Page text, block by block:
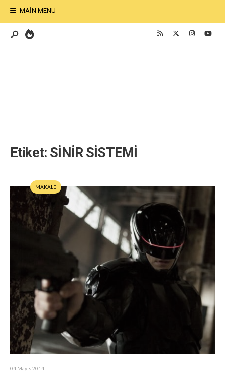
MAIN MENU
Etiket: SİNİR SİSTEMİ
MAKALE
04 Mayıs 2014